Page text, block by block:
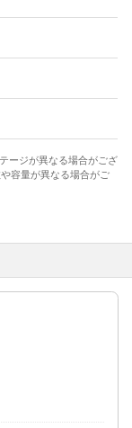
ージが異なる場合がござ
容量が異なる場合がご